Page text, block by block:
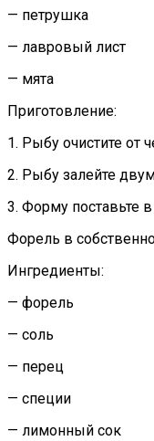
— петрушка
— лавровый лист
— мята
Приготовление:
1. Рыбу очистите от
2. Рыбу залейте
3. Форму поставьте
Форель в
Ингредиенты:
— форель
— соль
— перец
— специи
— лимонный сок